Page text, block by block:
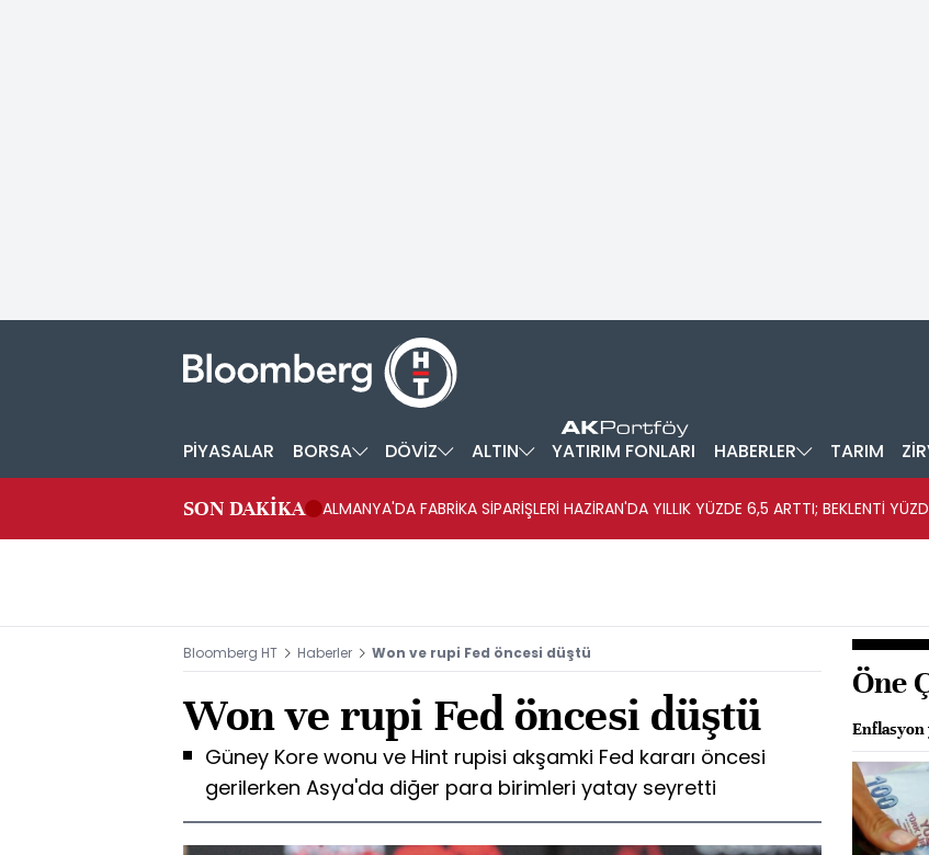
PİYASALAR BORSA DÖVİZ ALTIN YATIRIM FONLARI HABERLER TARIM
SON DAKİKA ALMANYA'DA FABRİKA SİPARİŞLERİ HAZİRAN'DA YILLIK YÜZDE 6,5 ARTTI; BEKLENTİ
Bloomberg HT Haberler Won ve rupi Fed öncesi düştü
Won ve rupi Fed öncesi düştü
Güney Kore wonu ve Hint rupisi akşamki Fed kararı öncesi
gerilerken Asya'da diğer para birimleri yatay seyretti
Öne
Enflasyon